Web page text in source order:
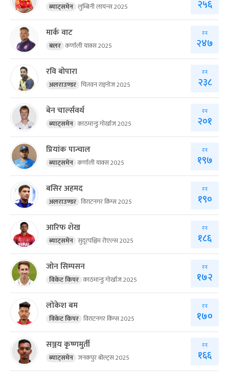
ब्याट्समेन लुम्बिनी लायन्स 2025 २५६
मार्क वाट
बलर कर्णाली याक्स 2025
रन
२४७
रवि बोपारा
अलराउण्डर चितवन राइनोज 2025
रन
२३८
बेन चार्ल्सवर्थ
ब्याट्समेन काठमान्डु गोर्खाज 2025
रन
२०१
प्रियांक पान्चाल
ब्याट्समेन कर्णाली याक्स 2025
रन
१९७
बसिर अहमद
अलराउण्डर विराटनगर किंग्स 2025
रन
१९०
आरिफ शेख
ब्याट्समेन सुदूरपश्चिम रोएल्स 2025
रन
१८६
जोन सिम्पसन
विकेट किपर काठमान्डु गोर्खाज 2025
रन
१७२
लोकेश बम
विकेट किपर विराटनगर किंग्स 2025
रन
१७०
सञ्जय कृष्णमुर्ती
ब्याट्समेन जनकपुर बोल्ट्स 2025
रन
१६६